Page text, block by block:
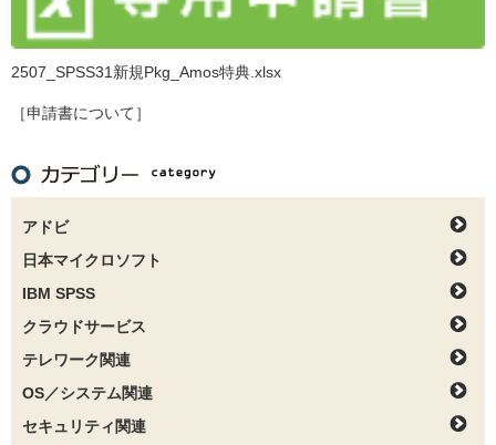
2507_SPSS31新規Pkg_Amos特典.xlsx
［申請書について］
アドビ
日本マイクロソフト
IBM SPSS
クラウドサービス
テレワーク関連
OS／システム関連
セキュリティ関連